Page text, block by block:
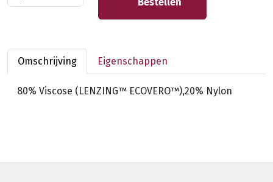
Omschrijving Eigenschappen
80% Viscose (LENZING™ ECOVERO™),20% Nylon